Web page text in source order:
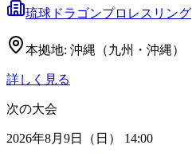
琉球ドラゴンプロレスリング
本拠地: 沖縄（九州・沖縄）
詳しく見る
次の大会
2026年8月9日（日） 14:00